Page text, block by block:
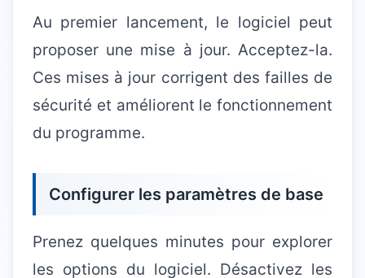
Au premier lancement, le logiciel peut
proposer une mise à jour. Acceptez-la.
Ces mises à jour corrigent des failles de
sécurité et améliorent le fonctionnement
du programme.
Configurer les paramètres de base
Prenez quelques minutes pour explorer
les options du logiciel. Désactivez les